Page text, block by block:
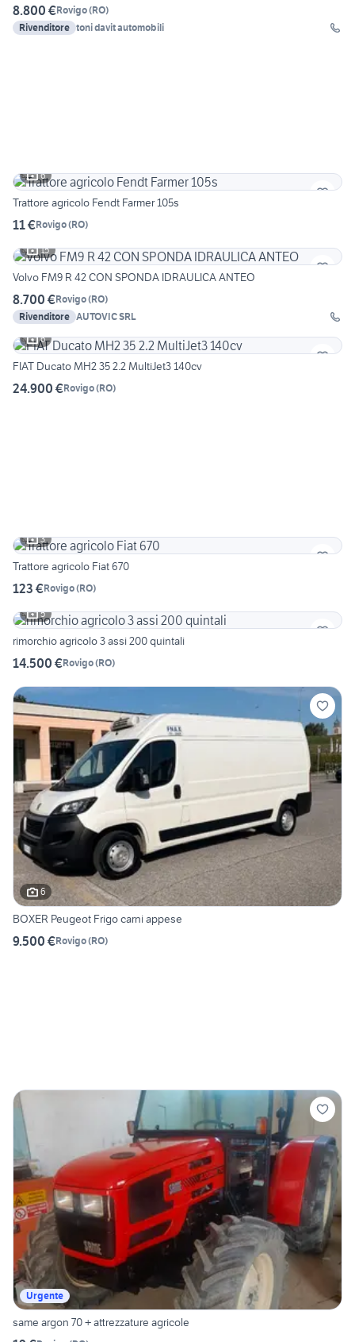
8.800 €Rovigo(RO)
Rivenditore toni davit automobili
6
Trattore agricolo Fendt Farmer 105s
11 €Rovigo(RO)
15
Volvo FM9 R 42 CON SPONDA IDRAULICA ANTEO
8.700 €Rovigo(RO)
Rivenditore AUTOVIC SRL
6
FIAT Ducato MH2 35 2.2 MultiJet3 140cv
24.900 €Rovigo(RO)
3
Trattore agricolo Fiat 670
123 €Rovigo(RO)
5
rimorchio agricolo 3 assi 200 quintali
14.500 €Rovigo(RO)
6
BOXER Peugeot Frigo carni appese
9.500 €Rovigo(RO)
Urgente
same argon 70 + attrezzature agricole